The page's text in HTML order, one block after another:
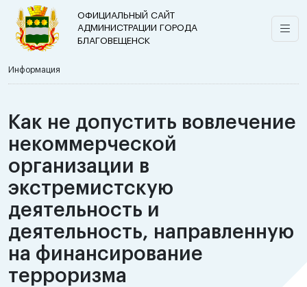
ОФИЦИАЛЬНЫЙ САЙТ
АДМИНИСТРАЦИИ ГОРОДА
БЛАГОВЕЩЕНСК
Информация
Как не допустить вовлечение
некоммерческой
организации в
экстремистскую
деятельность и
деятельность, направленную
на финансирование
терроризма